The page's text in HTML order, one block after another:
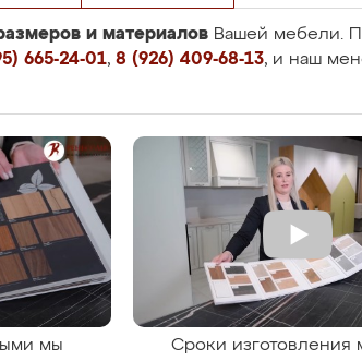
и материалов Вашей мебели.
665-24-01, 8 (926) 409-68-13, и наш
мы
Сроки изготовления